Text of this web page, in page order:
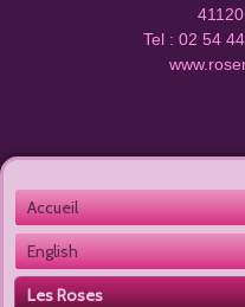
Tel : 02 54
Accueil
English
Les Roses